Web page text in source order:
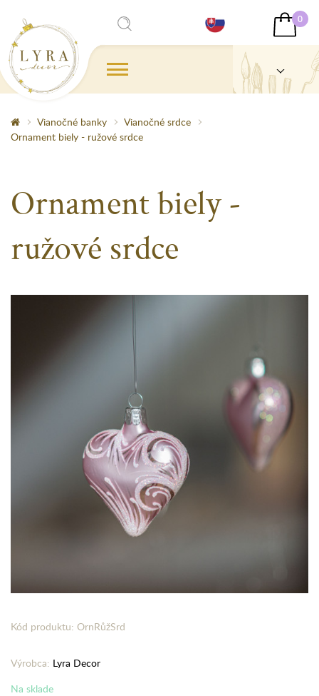
0
Vianočné banky
Vianočné srdce
Ornament biely - ružové srdce
Ornament biely -
ružové srdce
Kód produktu: OrnRůžSrd
Výrobca: Lyra Decor
Na sklade